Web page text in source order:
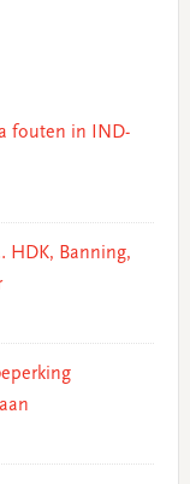
fouten in IND-
HDK, Banning,